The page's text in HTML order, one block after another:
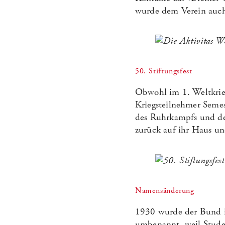
wurde dem Verein
50. Stiftungsfest
Obwohl im 1.
Kriegsteilnehmer
des Ruhrkampfs und
zurück auf ihr Haus
Namensänderung
1930 wurde der Bund